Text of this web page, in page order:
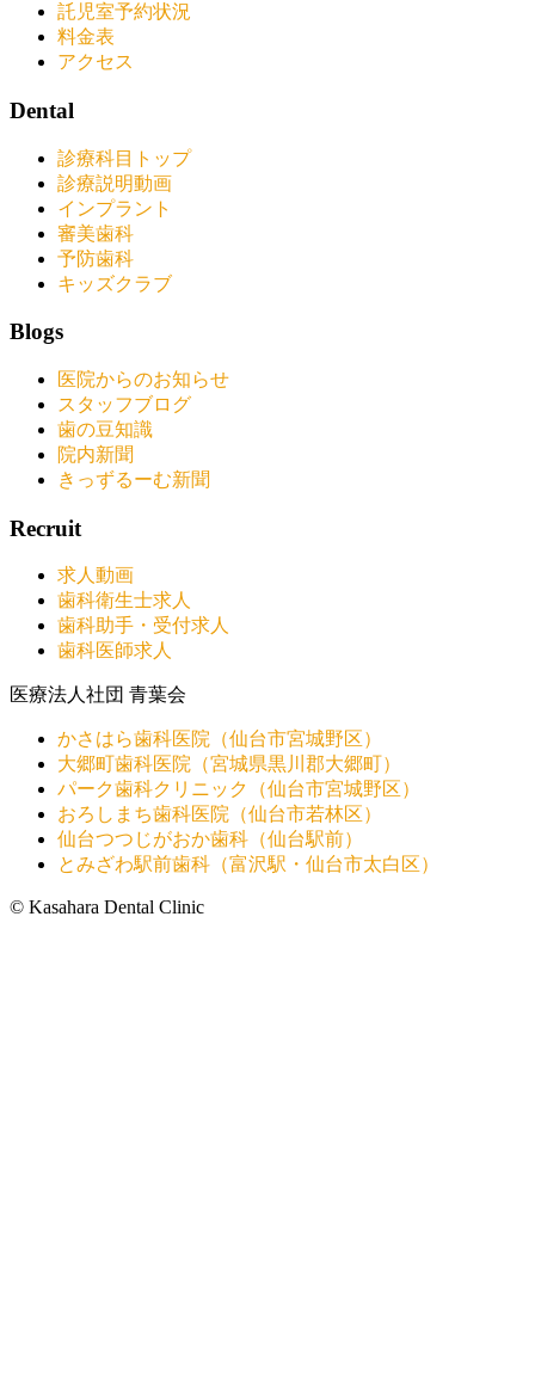
託児室予約状況
料金表
アクセス
Dental
診療科目トップ
診療説明動画
インプラント
審美歯科
予防歯科
キッズクラブ
Blogs
医院からのお知らせ
スタッフブログ
歯の豆知識
院内新聞
きっずるーむ新聞
Recruit
求人動画
歯科衛生士求人
歯科助手・受付求人
歯科医師求人
医療法人社団 青葉会
かさはら歯科医院（仙台市宮城野区）
大郷町歯科医院（宮城県黒川郡大郷町）
パーク歯科クリニック（仙台市宮城野区）
おろしまち歯科医院（仙台市若林区）
仙台つつじがおか歯科（仙台駅前）
とみざわ駅前歯科（富沢駅・仙台市太白区）
© Kasahara Dental Clinic